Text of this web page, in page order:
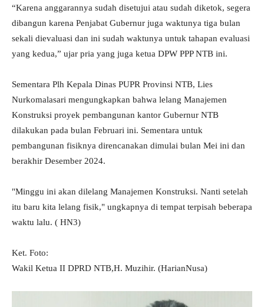
“Karena anggarannya sudah disetujui atau sudah diketok, segera
dibangun karena Penjabat Gubernur juga waktunya tiga bulan
sekali dievaluasi dan ini sudah waktunya untuk tahapan evaluasi
yang kedua,” ujar pria yang juga ketua DPW PPP NTB ini.
Sementara Plh Kepala Dinas PUPR Provinsi NTB, Lies
Nurkomalasari mengungkapkan bahwa lelang Manajemen
Konstruksi proyek pembangunan kantor Gubernur NTB
dilakukan pada bulan Februari ini. Sementara untuk
pembangunan fisiknya direncanakan dimulai bulan Mei ini dan
berakhir Desember 2024.
"Minggu ini akan dilelang Manajemen Konstruksi. Nanti setelah
itu baru kita lelang fisik," ungkapnya di tempat terpisah beberapa
waktu lalu. ( HN3)
Ket. Foto:
Wakil Ketua II DPRD NTB,H. Muzihir. (HarianNusa)